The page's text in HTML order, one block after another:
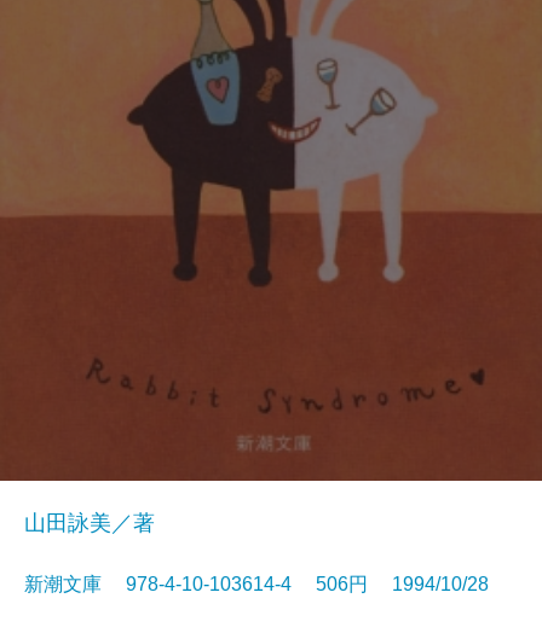
山田詠美／著
新潮文庫 978-4-10-103614-4 506円 1994/10/28